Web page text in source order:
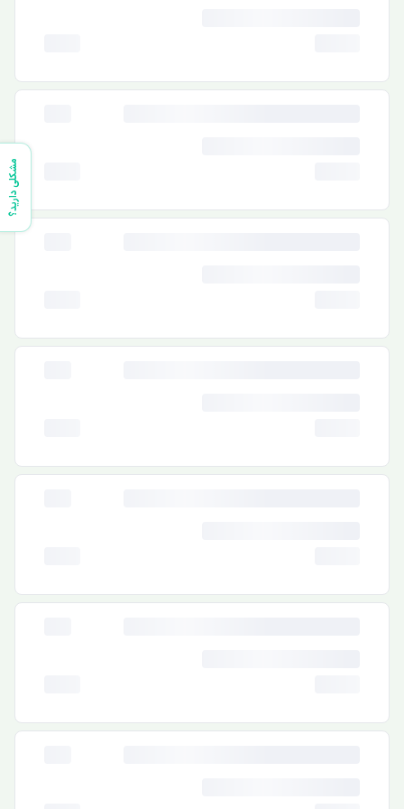
مشکلی دارید؟